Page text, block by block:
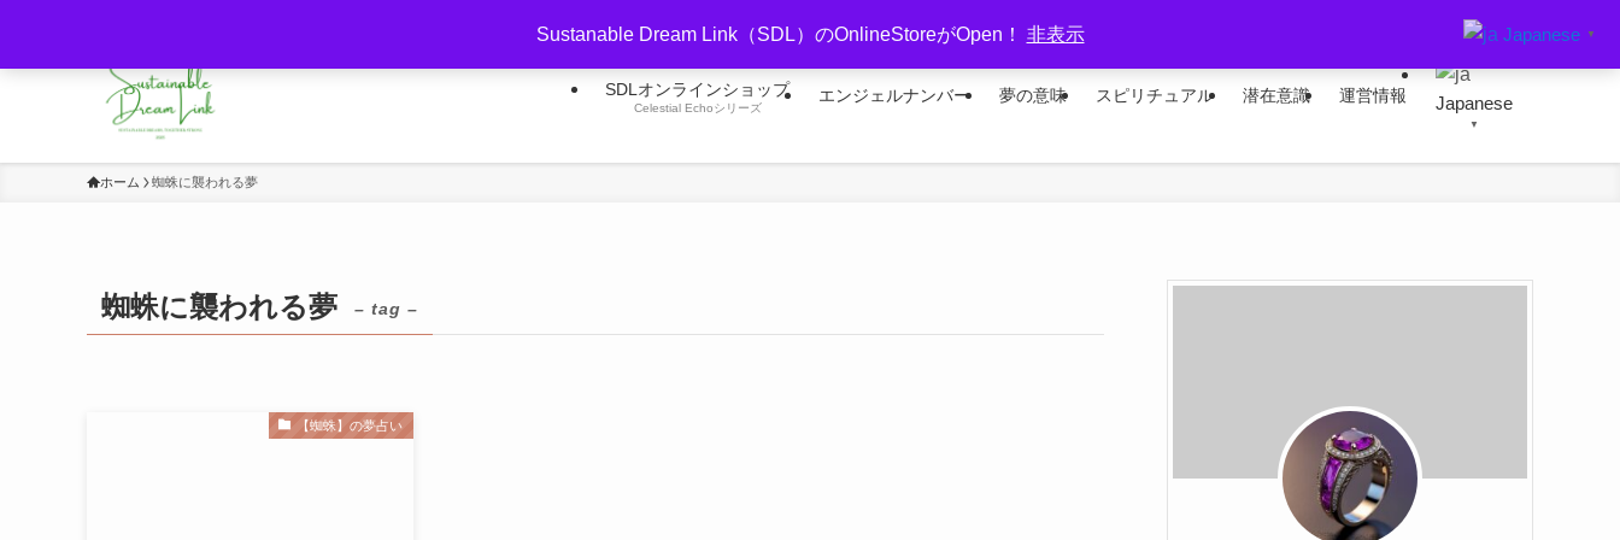
Sustanable Dream Link（SDL）のOnlineStoreがOpen！ 非表示
SDLオンラインショップ
Celestial Echoシリーズ
エンジェルナンバー 夢の意味 スピリチュアル 潜在意識 運営情報 Japanese
▼
ホーム 蜘蛛に襲われる夢
蜘蛛に襲われる夢 – tag –
【蜘蛛】の夢占い
Japanese ▼